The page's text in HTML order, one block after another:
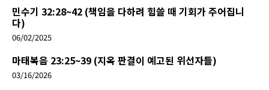
민수기 32:28~42 (책임을 다하려 힘쓸 때 기회가 주어집니
다)
06/02/2025
마태복음 23:25~39 (지옥 판결이 예고된 위선자들)
03/16/2026